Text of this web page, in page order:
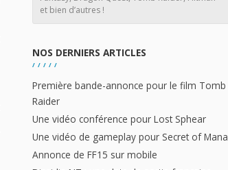
et bien d’autres !
NOS DERNIERS ARTICLES
Première bande-annonce pour le film Tomb
Raider
Une vidéo conférence pour Lost Sphear
Une vidéo de gameplay pour Secret of Mana
Annonce de FF15 sur mobile